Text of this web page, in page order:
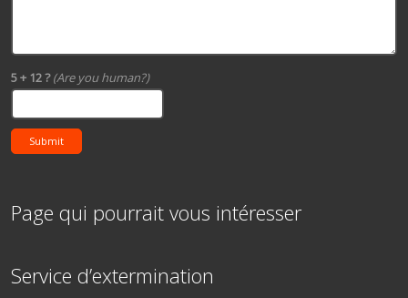
5 + 12 ?(Are you human?)
Submit
Page qui pourrait vous intéresser
Service d’extermination